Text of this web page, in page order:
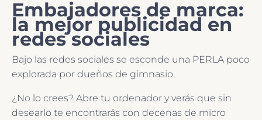
Embajadores de marca:
la mejor publicidad en
redes sociales
Bajo las redes sociales se esconde una PERLA poco
explorada por dueños de gimnasio.
¿No lo crees? Abre tu ordenador y verás que sin
desearlo te encontrarás con decenas de micro